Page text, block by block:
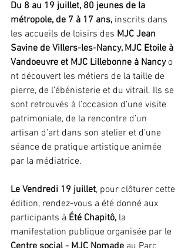
Du 8 au 19 juillet, 80 jeunes de la
métropole, de 7 à 17 ans, inscrits dans
les accueils de loisirs des MJC Jean
Savine de Villers-les-Nancy, MJC Etoile à
Vandoeuvre et MJC Lillebonne à Nancy o
nt découvert les métiers de la taille de
pierre, de l’ébénisterie et du vitrail. Ils se
sont retrouvés à l’occasion d’une visite
patrimoniale, de la rencontre d’un
artisan d’art dans son atelier et d’une
séance de pratique artistique animée
par la médiatrice.
Le Vendredi 19 juillet, pour clôturer cette
édition, rendez-vous a été donné aux
participants à Été Chapitô, la
manifestation publique organisée par le